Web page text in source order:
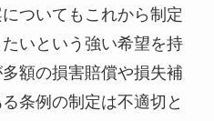
ついてもこれから制定
いという強い希望を持
額の損害賠償や損失補
条例の制定は不適切と